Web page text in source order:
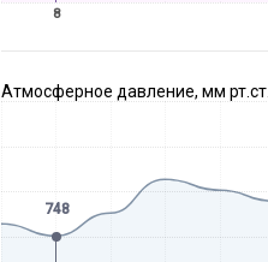
8
Атмосферное давление, мм рт.ст.
748